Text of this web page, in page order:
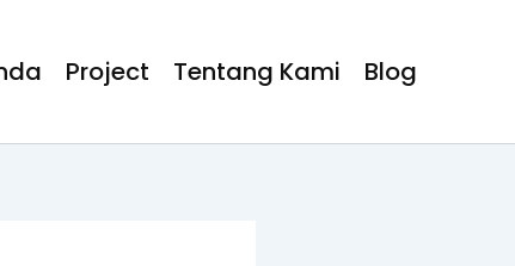
Project Tentang Kami Blog